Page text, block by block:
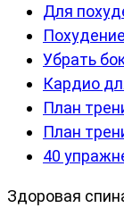
Для
Убрать
Кардио
План
План
40
Здоровая